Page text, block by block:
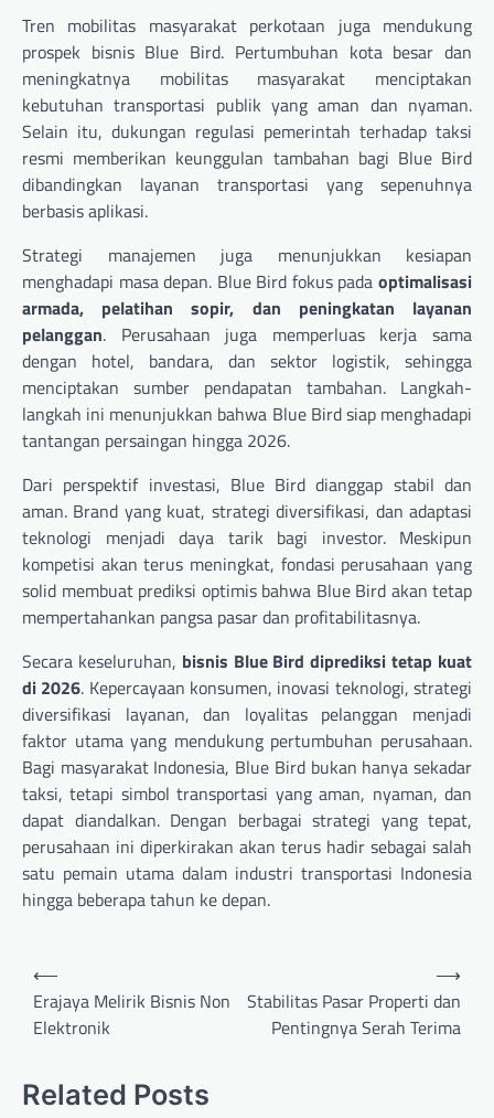
Tren mobilitas masyarakat perkotaan juga mendukung
prospek bisnis Blue Bird. Pertumbuhan kota besar dan
meningkatnya mobilitas masyarakat menciptakan
kebutuhan transportasi publik yang aman dan nyaman.
Selain itu, dukungan regulasi pemerintah terhadap taksi
resmi memberikan keunggulan tambahan bagi Blue Bird
dibandingkan layanan transportasi yang sepenuhnya
berbasis aplikasi.
Strategi manajemen juga menunjukkan kesiapan
menghadapi masa depan. Blue Bird fokus pada optimalisasi
armada, pelatihan sopir, dan peningkatan layanan
pelanggan. Perusahaan juga memperluas kerja sama
dengan hotel, bandara, dan sektor logistik, sehingga
menciptakan sumber pendapatan tambahan. Langkah-
langkah ini menunjukkan bahwa Blue Bird siap menghadapi
tantangan persaingan hingga 2026.
Dari perspektif investasi, Blue Bird dianggap stabil dan
aman. Brand yang kuat, strategi diversifikasi, dan adaptasi
teknologi menjadi daya tarik bagi investor. Meskipun
kompetisi akan terus meningkat, fondasi perusahaan yang
solid membuat prediksi optimis bahwa Blue Bird akan tetap
mempertahankan pangsa pasar dan profitabilitasnya.
Secara keseluruhan, bisnis Blue Bird diprediksi tetap kuat
di 2026. Kepercayaan konsumen, inovasi teknologi, strategi
diversifikasi layanan, dan loyalitas pelanggan menjadi
faktor utama yang mendukung pertumbuhan perusahaan.
Bagi masyarakat Indonesia, Blue Bird bukan hanya sekadar
taksi, tetapi simbol transportasi yang aman, nyaman, dan
dapat diandalkan. Dengan berbagai strategi yang tepat,
perusahaan ini diperkirakan akan terus hadir sebagai salah
satu pemain utama dalam industri transportasi Indonesia
hingga beberapa tahun ke depan.
Navigasi
pos
⟵
Erajaya Melirik Bisnis Non
Elektronik
Stabilitas Pasar Properti dan
Pentingnya Serah Terima
⟶
Related Posts